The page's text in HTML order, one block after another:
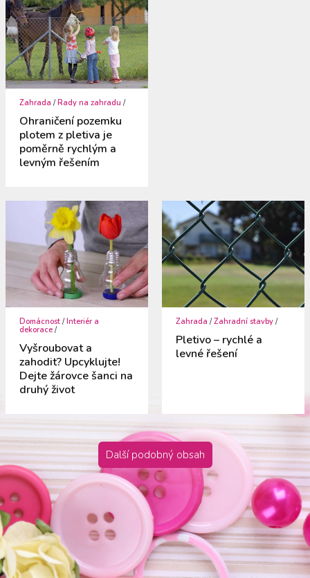
Zahrada /Rady na zahradu /
Ohraničení pozemku
plotem z pletiva je
poměrně rychlým a
levným řešením
Domácnost /Interiér a
dekorace /
Vyšroubovat a
zahodit? Upcyklujte!
Dejte žárovce šanci na
druhý život
Zahrada /Zahradní stavby /
Pletivo – rychlé a
levné řešení
Další podobný obsah